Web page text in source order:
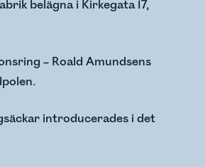
belägna i Kirkegata 17,
– Roald Amundsens
introducerades i det